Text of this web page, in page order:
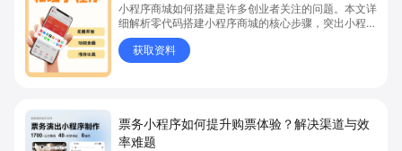
小程序商城如何搭建是许多创业者关注的问题。本文详
细解析零代码搭建小程序商城的核心步骤，突出小程序
商城、商城搭建与零代码开店优势，帮助你轻松实现商
品上架、全渠道销售及高效会员运营，快速开启线上卖
货新模式。点击获取详细操作指南！
获取资料
票务小程序如何提升购票体验？解决渠道与效
率难题